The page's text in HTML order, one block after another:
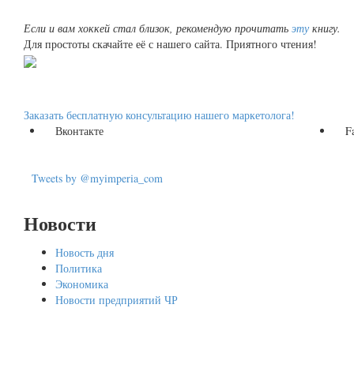
Если и вам хоккей стал близок, рекомендую прочитать этукнигу.
Для простоты скачайте её с нашего сайта. Приятного чтения!
Заказать бесплатную консультацию нашего маркетолога!
Вконтакте
Tweets by @myimperia_com
Новости
Новость дня
Политика
Экономика
Новости предприятий ЧР